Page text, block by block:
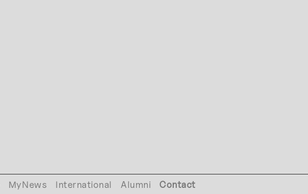
MyNews International Alumni Contact